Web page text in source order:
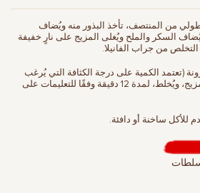
من المنتصف، تأخذ البذور منه ويُضاف
السكر والملح ويُغلى المزيج على نارٍ خفيفة
(تعتمد الكمية على درجة الكثافة التي يُرغب
في الحصول عليها) ويُطهى المزيج، ويُخلط، لمدة 12 دقيقة وفقًا للتعليمات على